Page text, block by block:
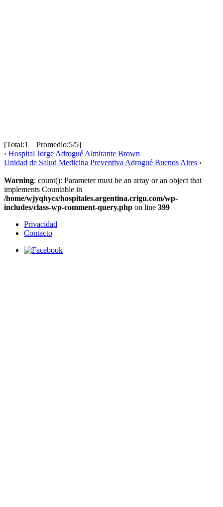
[Total:1 Promedio:5/5]
‹ Hospital Jorge Adrogué Almirante Brown
Unidad de Salud Medicina Preventiva Adrogué Buenos Aires ›
Warning: count(): Parameter must be an array or an object that
implements Countable in
/home/wjyqhycs/hospitales.argentina.crigu.com/wp-
includes/class-wp-comment-query.php on line 399
Privacidad
Contacto